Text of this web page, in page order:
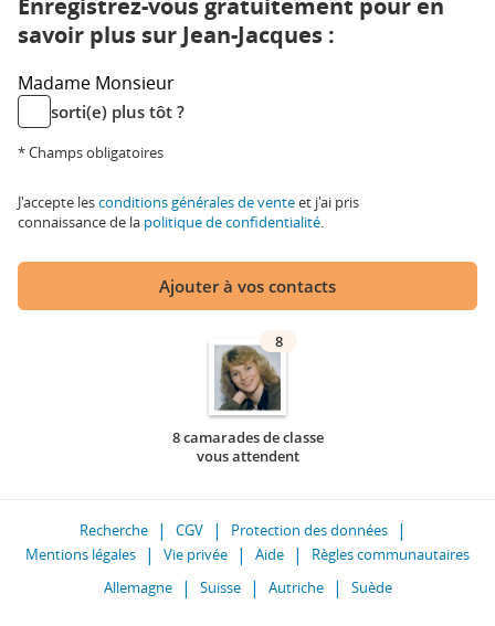
Enregistrez-vous gratuitement pour en
savoir plus sur Jean-Jacques :
Madame Monsieur
sorti(e) plus tôt ?
* Champs obligatoires
J'accepte lesconditions générales de venteet j'ai pris
connaissance de la politique de confidentialité.
Ajouter à vos contacts
8
8 camarades de classe
vous attendent
Recherche CGV
Protection des données
Mentions légales
Vie privée Aide
Règles communautaires
Allemagne
Suisse Autriche Suède